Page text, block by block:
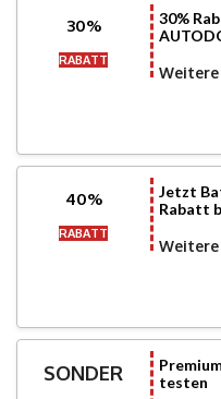
30%
RABATT
30%
40%
RABATT
Jetzt
Rabatt
SONDER
testen